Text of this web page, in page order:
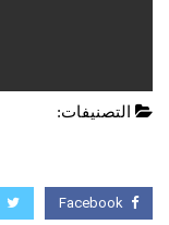
التصنيفات:
Facebook